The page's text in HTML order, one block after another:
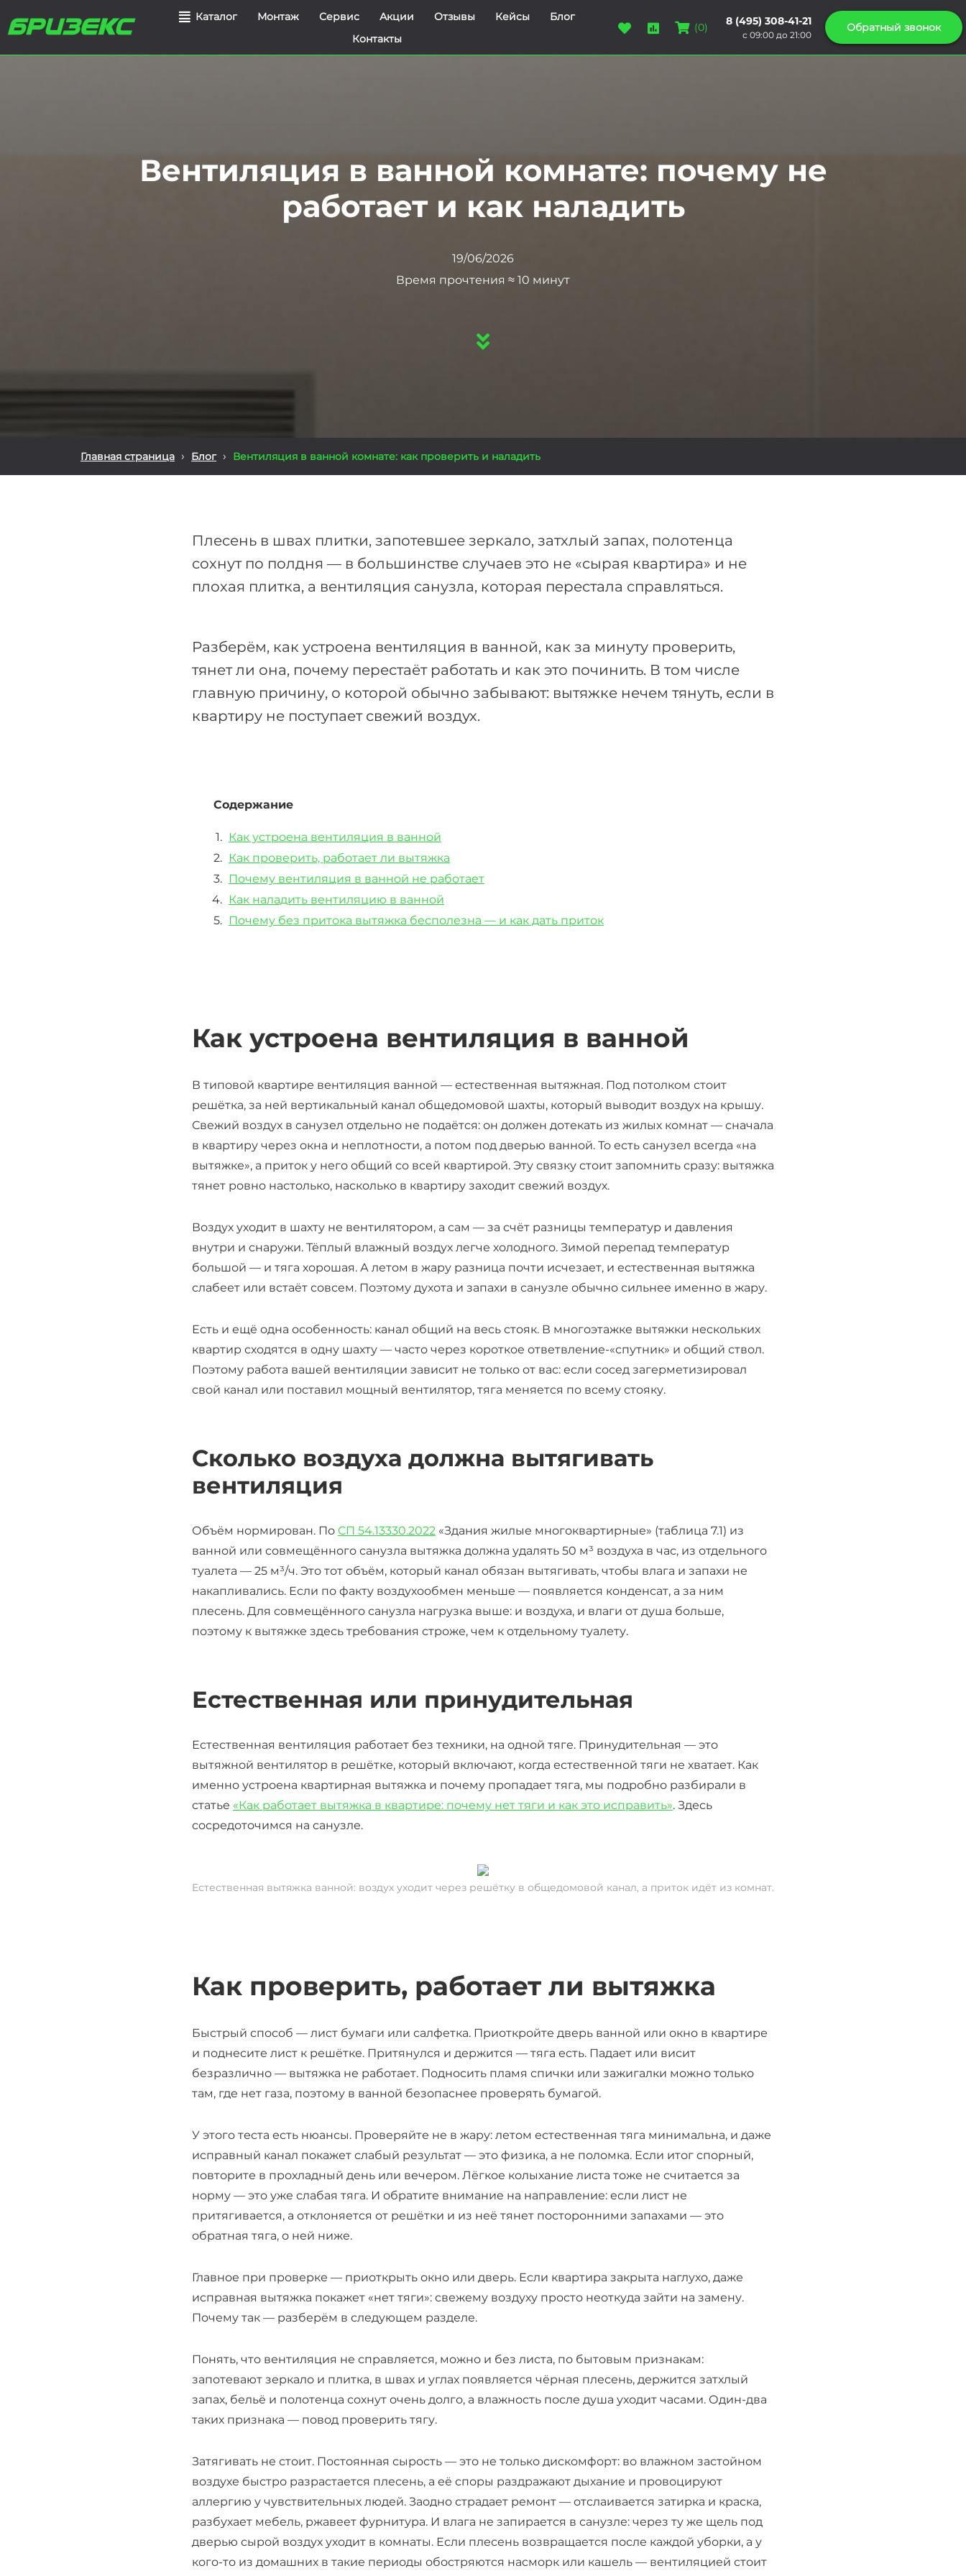
Каталог Монтаж Сервис Акции Отзывы Кейсы
Блог
Контакты
(0)
8 (495) 308-41-21
с 09:00 до 21:00
Обратный звонок
Вентиляция в ванной комнате: почему не
работает и как наладить
19/06/2026
Время прочтения ≈ 10 минут
Главная страница › Блог › Вентиляция в ванной комнате: как проверить и наладить
Плесень в швах плитки, запотевшее зеркало, затхлый запах, полотенца
сохнут по полдня — в большинстве случаев это не «сырая квартира» и не
плохая плитка, а вентиляция санузла, которая перестала справляться.
Разберём, как устроена вентиляция в ванной, как за минуту проверить,
тянет ли она, почему перестаёт работать и как это починить. В том числе
главную причину, о которой обычно забывают: вытяжке нечем тянуть, если в
квартиру не поступает свежий воздух.
Содержание
Как устроена вентиляция в ванной
Как проверить, работает ли вытяжка
Почему вентиляция в ванной не работает
Как наладить вентиляцию в ванной
Почему без притока вытяжка бесполезна — и как дать приток
Как устроена вентиляция в ванной
В типовой квартире вентиляция ванной — естественная вытяжная. Под потолком стоит
решётка, за ней вертикальный канал общедомовой шахты, который выводит воздух на крышу.
Свежий воздух в санузел отдельно не подаётся: он должен дотекать из жилых комнат — сначала
в квартиру через окна и неплотности, а потом под дверью ванной. То есть санузел всегда «на
вытяжке», а приток у него общий со всей квартирой. Эту связку стоит запомнить сразу: вытяжка
тянет ровно настолько, насколько в квартиру заходит свежий воздух.
Воздух уходит в шахту не вентилятором, а сам — за счёт разницы температур и давления
внутри и снаружи. Тёплый влажный воздух легче холодного. Зимой перепад температур
большой — и тяга хорошая. А летом в жару разница почти исчезает, и естественная вытяжка
слабеет или встаёт совсем. Поэтому духота и запахи в санузле обычно сильнее именно в жару.
Есть и ещё одна особенность: канал общий на весь стояк. В многоэтажке вытяжки нескольких
квартир сходятся в одну шахту — часто через короткое ответвление-«спутник» и общий ствол.
Поэтому работа вашей вентиляции зависит не только от вас: если сосед загерметизировал
свой канал или поставил мощный вентилятор, тяга меняется по всему стояку.
Сколько воздуха должна вытягивать
вентиляция
Объём нормирован. По СП 54.13330.2022 «Здания жилые многоквартирные» (таблица 7.1) из
ванной или совмещённого санузла вытяжка должна удалять 50 м³ воздуха в час, из отдельного
туалета — 25 м³/ч. Это тот объём, который канал обязан вытягивать, чтобы влага и запахи не
накапливались. Если по факту воздухообмен меньше — появляется конденсат, а за ним
плесень. Для совмещённого санузла нагрузка выше: и воздуха, и влаги от душа больше,
поэтому к вытяжке здесь требования строже, чем к отдельному туалету.
Естественная или принудительная
Естественная вентиляция работает без техники, на одной тяге. Принудительная — это
вытяжной вентилятор в решётке, который включают, когда естественной тяги не хватает. Как
именно устроена квартирная вытяжка и почему пропадает тяга, мы подробно разбирали в
статье «Как работает вытяжка в квартире: почему нет тяги и как это исправить». Здесь
сосредоточимся на санузле.
Естественная вытяжка ванной: воздух уходит через решётку в общедомовой канал, а приток идёт из комнат.
Как проверить, работает ли вытяжка
Быстрый способ — лист бумаги или салфетка. Приоткройте дверь ванной или окно в квартире
и поднесите лист к решётке. Притянулся и держится — тяга есть. Падает или висит
безразлично — вытяжка не работает. Подносить пламя спички или зажигалки можно только
там, где нет газа, поэтому в ванной безопаснее проверять бумагой.
У этого теста есть нюансы. Проверяйте не в жару: летом естественная тяга минимальна, и даже
исправный канал покажет слабый результат — это физика, а не поломка. Если итог спорный,
повторите в прохладный день или вечером. Лёгкое колыхание листа тоже не считается за
норму — это уже слабая тяга. И обратите внимание на направление: если лист не
притягивается, а отклоняется от решётки и из неё тянет посторонними запахами — это
обратная тяга, о ней ниже.
Главное при проверке — приоткрыть окно или дверь. Если квартира закрыта наглухо, даже
исправная вытяжка покажет «нет тяги»: свежему воздуху просто неоткуда зайти на замену.
Почему так — разберём в следующем разделе.
Понять, что вентиляция не справляется, можно и без листа, по бытовым признакам:
запотевают зеркало и плитка, в швах и углах появляется чёрная плесень, держится затхлый
запах, бельё и полотенца сохнут очень долго, а влажность после душа уходит часами. Один-два
таких признака — повод проверить тягу.
Затягивать не стоит. Постоянная сырость — это не только дискомфорт: во влажном застойном
воздухе быстро разрастается плесень, а её споры раздражают дыхание и провоцируют
аллергию у чувствительных людей. Заодно страдает ремонт — отслаивается затирка и краска,
разбухает мебель, ржавеет фурнитура. И влага не запирается в санузле: через ту же щель под
дверью сырой воздух уходит в комнаты. Если плесень возвращается после каждой уборки, а у
кого-то из домашних в такие периоды обостряются насморк или кашель — вентиляцией стоит